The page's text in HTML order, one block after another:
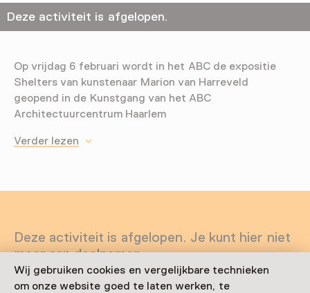
Wij gebruiken cookies en vergelijkbare technieken
om onze website goed te laten werken, te
Deze activiteit is afgelopen.
Op vrijdag 6 februari wordt in het ABC de expositie
Shelters van kunstenaar Marion van Harreveld
geopend in de Kunstgang van het ABC
Architectuurcentrum Haarlem
Verder lezen
Deze activiteit is afgelopen. Je kunt hier niet
meer aan deelnemen.
Bekijk alle actuele activiteiten opZien & doen